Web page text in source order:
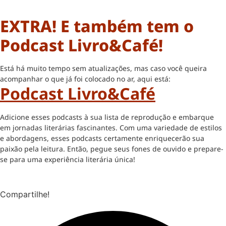
EXTRA! E também tem o
Podcast Livro&Café!
Está há muito tempo sem atualizações, mas caso você queira
acompanhar o que já foi colocado no ar, aqui está:
Podcast Livro&Café
Adicione esses podcasts à sua lista de reprodução e embarque
em jornadas literárias fascinantes. Com uma variedade de estilos
e abordagens, esses podcasts certamente enriquecerão sua
paixão pela leitura. Então, pegue seus fones de ouvido e prepare-
se para uma experiência literária única!
Compartilhe!